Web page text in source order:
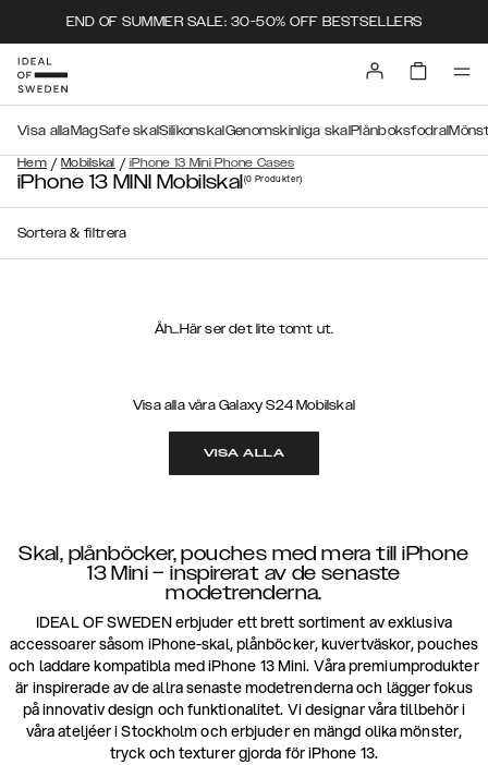
END OF SUMMER SALE: 30-50% OFF BESTSELLERS
Hem / Mobilskal / iPhone 13 Mini Phone Cases
Visa allaMagSafe skalSilikonskal Genomskinliga skal Plånboksfodral
iPhone 13 MINI Mobilskal(0 Produkter)
Sortera & filtrera
Åh...Här ser det lite tomt ut.
Visa alla våra Galaxy S24 Mobilskal
VISA ALLA
Skal, plånböcker, pouches med mera till iPhone
13 Mini – inspirerat av de senaste
modetrenderna.
IDEAL OF SWEDEN erbjuder ett brett sortiment av exklusiva
accessoarer såsom iPhone-skal, plånböcker, kuvertväskor, pouches
och laddare kompatibla med iPhone 13 Mini. Våra premiumprodukter
är inspirerade av de allra senaste modetrenderna och lägger fokus
på innovativ design och funktionalitet. Vi designar våra tillbehör i
våra ateljéer i Stockholm och erbjuder en mängd olika mönster,
tryck och texturer gjorda för iPhone 13.